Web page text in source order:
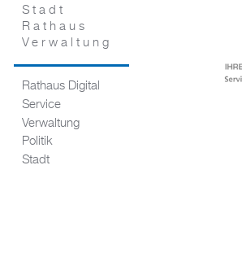
Stadt
Rathaus
Verwaltung
Rathaus Digital
Service
Verwaltung
Politik
Stadt